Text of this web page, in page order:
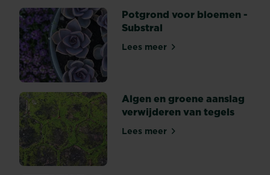
Potgrond voor bloemen -
Substral
Lees meerPotgrond voor bloemen -
Algen en groene aanslag
verwijderen van tegels
Lees meerAlgen en groene aanslag